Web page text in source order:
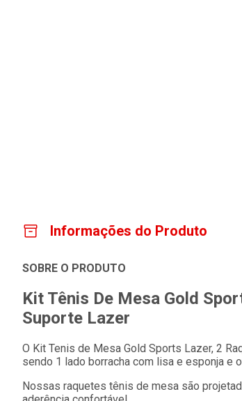
Informações do Produto
SOBRE O PRODUTO
Kit Tênis De Mesa Gold
Suporte Lazer
O Kit Tenis de Mesa Gold Sports Lazer, 2
sendo 1 lado borracha com lisa e esponja e
Nossas raquetes tênis de mesa são